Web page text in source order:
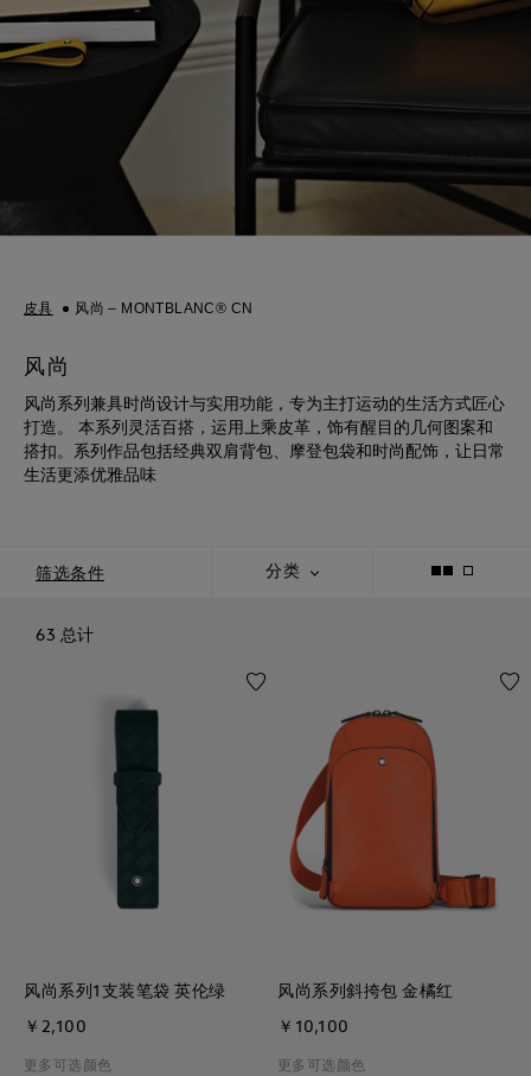
皮具 风尚 – MONTBLANC® CN
风尚
风尚系列兼具时尚设计与实用功能，专为主打运动的生活方式匠心
打造。 本系列灵活百搭，运用上乘皮革，饰有醒目的几何图案和
搭扣。系列作品包括经典双肩背包、摩登包袋和时尚配饰，让日常
生活更添优雅品味
筛选条件 分类
63 总计
风尚系列1支装笔袋 英伦绿
￥2,100
更多可选颜色
风尚系列斜挎包 金橘红
￥10,100
更多可选颜色